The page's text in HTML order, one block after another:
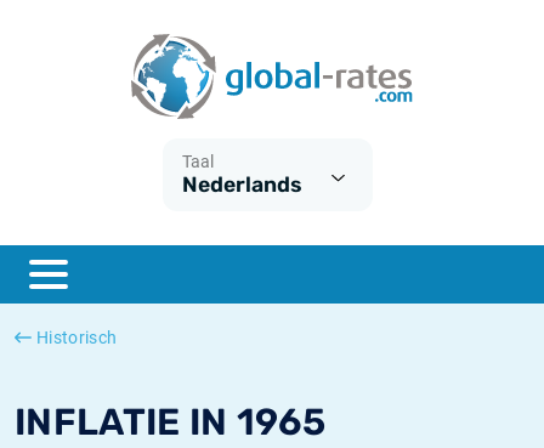
Taal
Nederlands
Historisch
INFLATIE IN 1965
ESTER
SONIA
Wat is CPI inflatie?
Wat is HICP inflatie?
Nederlandse inflatie - CPI
Amerikaanse inflatie - CPI
Euribor historie
SOFR historie
TONAR historie
Inflatiecalculator